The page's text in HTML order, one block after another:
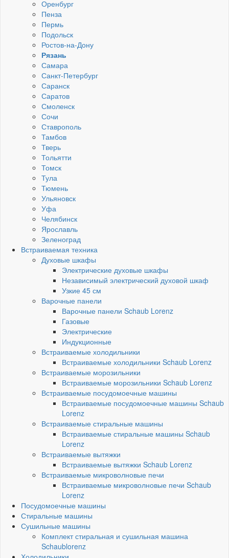
Оренбург
Пенза
Пермь
Подольск
Ростов-на-Дону
Рязань
Самара
Санкт-Петербург
Саранск
Саратов
Смоленск
Сочи
Ставрополь
Тамбов
Тверь
Тольятти
Томск
Тула
Тюмень
Ульяновск
Уфа
Челябинск
Ярославль
Зеленоград
Встраиваемая техника
Духовые шкафы
Электрические духовые шкафы
Независимый электрический духовой шкаф
Узкие 45 см
Варочные панели
Варочные панели Schaub Lorenz
Газовые
Электрические
Индукционные
Встраиваемые холодильники
Встраиваемые холодильники Schaub Lorenz
Встраиваемые морозильники
Встраиваемые морозильники Schaub Lorenz
Встраиваемые посудомоечные машины
Встраиваемые посудомоечные машины Schaub
Lorenz
Встраиваемые стиральные машины
Встраиваемые стиральные машины Schaub
Lorenz
Встраиваемые вытяжки
Встраиваемые вытяжки Schaub Lorenz
Встраиваемые микроволновые печи
Встраиваемые микроволновые печи Schaub
Lorenz
Посудомоечные машины
Стиральные машины
Сушильные машины
Комплект стиральная и сушильная машина
Schaublorenz